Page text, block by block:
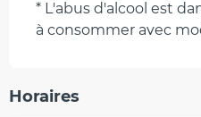
* L'abus d'alcool est
à consommer avec
Horaires